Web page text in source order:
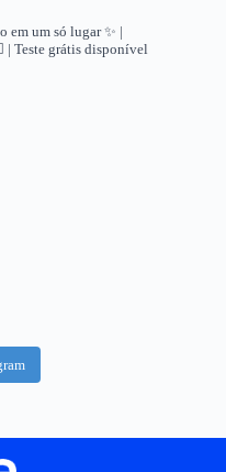
em um só lugar✨ |
| Teste grátis disponível